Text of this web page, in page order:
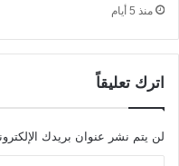
منذ 5 أيام
اترك تعليقاً
لن يتم نشر عنوان بريدك